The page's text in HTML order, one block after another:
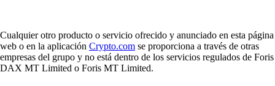
Cualquier otro producto o servicio ofrecido y anunciado en esta página
web o en la aplicación Crypto.com se proporciona a través de otras
empresas del grupo y no está dentro de los servicios regulados de Foris
DAX MT Limited o Foris MT Limited.